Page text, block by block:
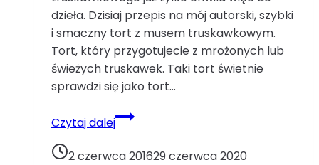
dzieła. Dzisiaj przepis na mój autorski, szybki
i smaczny tort z musem truskawkowym.
Tort, który przygotujecie z mrożonych lub
świeżych truskawek. Taki tort świetnie
sprawdzi się jako tort…
Czytaj dalejTort
truskawkowy.biszkopt
galaretka
2 czerwca 201629 czerwca 2020